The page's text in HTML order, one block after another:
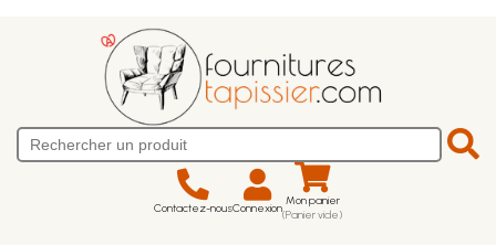
Contactez-nousConnexion Mon panier
(Panier vide)